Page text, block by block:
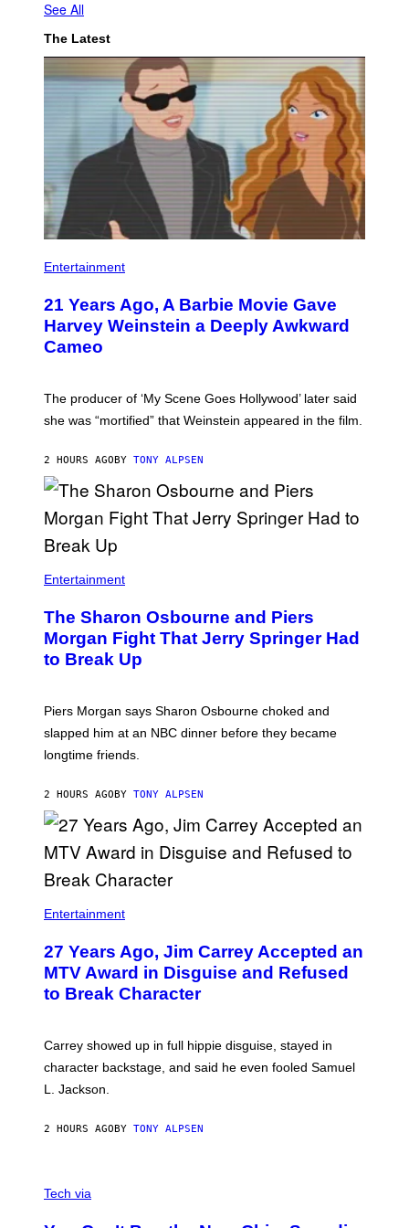
See All
The Latest
Entertainment
21 Years Ago, A Barbie Movie Gave
Harvey Weinstein a Deeply Awkward
Cameo
The producer of ‘My Scene Goes Hollywood’ later said
she was “mortified” that Weinstein appeared in the film.
2 HOURS AGOBY TONY ALPSEN
Entertainment
The Sharon Osbourne and Piers
Morgan Fight That Jerry Springer Had
to Break Up
Piers Morgan says Sharon Osbourne choked and
slapped him at an NBC dinner before they became
longtime friends.
2 HOURS AGOBY TONY ALPSEN
Entertainment
27 Years Ago, Jim Carrey Accepted an
MTV Award in Disguise and Refused
to Break Character
Carrey showed up in full hippie disguise, stayed in
character backstage, and said he even fooled Samuel
L. Jackson.
2 HOURS AGOBY TONY ALPSEN
N
Tech via